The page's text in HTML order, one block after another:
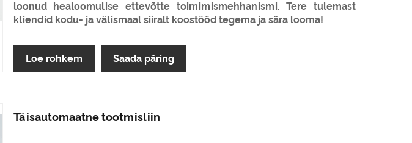
loonud healoomulise ettevõtte toimimismehhanismi. Tere tulemast
kliendid kodu- ja välismaal siiralt koostööd tegema ja sära looma!
Loe rohkem Saada päring
Täisautomaatne tootmisliin